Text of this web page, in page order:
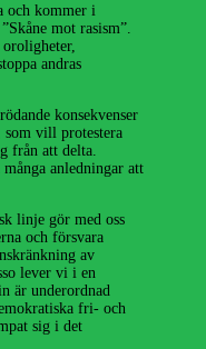
och kommer i
mot rasism”.
andras
konsekvenser
som vill protestera
från att delta.
anledningar att
linje gör med oss
och försvara
av
lever vi i en
är underordnad
fri- och
sig i det